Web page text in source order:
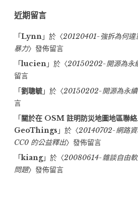
近期留言
「Lynn」於〈20120401-強拆為何違
暴力〉發佈留言
「lucien」於〈20150202-開源為永
留言
「劉聰毓」於〈20150202-開源為永續
言
「 關於在 OSM 註明防災地圖地區聯絡
GeoThings 」於〈20140702-網路資
CC0 的公益釋出〉發佈留言
「kiang」於〈20080614-雜談自由
問題〉發佈留言